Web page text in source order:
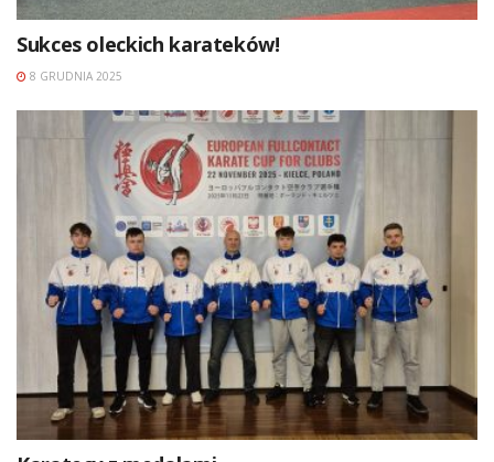
Sukces oleckich karateków!
8 GRUDNIA 2025